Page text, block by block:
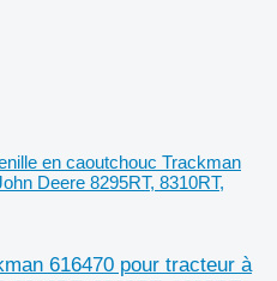
en caoutchouc Trackman
Deere 8295RT, 8310RT,
616470 pour tracteur à